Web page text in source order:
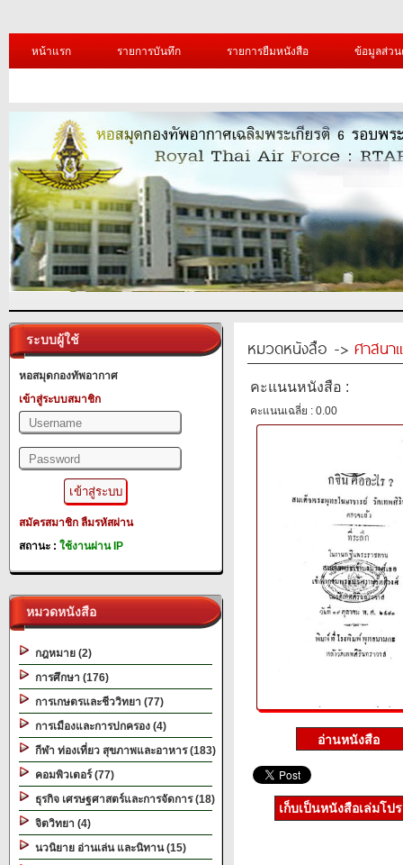
หน้าแรก รายการบันทึก รายการยืมหนังสือ ข้อมูลส่ว
ระบบผู้ใช้
หอสมุดกองทัพอากาศ
เข้าสู่ระบบสมาชิก
สมัครสมาชิก ลืมรหัสผ่าน
สถานะ : ใช้งานผ่าน IP
หมวดหนังสือ
กฎหมาย (2)
การศึกษา (176)
การเกษตรและชีววิทยา (77)
การเมืองและการปกครอง (4)
กีฬา ท่องเที่ยว สุขภาพและอาหาร (183)
คอมพิวเตอร์ (77)
ธุรกิจ เศรษฐศาสตร์และการจัดการ (18)
จิตวิทยา (4)
นวนิยาย อ่านเล่น และนิทาน (15)
หมวดหนังสือ -> ศาสนา
คะแนนหนังสือ :
คะแนนเฉลี่ย : 0.00
เก็บเป็นหนังสือเล่มโป